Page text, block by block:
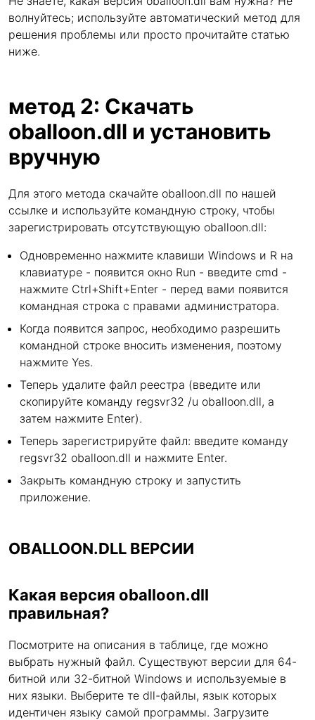
волнуйтесь; используйте автоматический метод для
решения проблемы или просто прочитайте статью
ниже.
метод 2: Скачать
oballoon.dll и установить
вручную
Для этого метода скачайте oballoon.dll по нашей
ссылке и используйте командную строку, чтобы
зарегистрировать отсутствующую oballoon.dll:
Одновременно нажмите клавиши Windows и R на
клавиатуре - появится окно Run - введите cmd -
нажмите Ctrl+Shift+Enter - перед вами появится
командная строка с правами администратора.
Когда появится запрос, необходимо разрешить
командной строке вносить изменения, поэтому
нажмите Yes.
Теперь удалите файл реестра (введите или
скопируйте команду regsvr32 /u oballoon.dll, а
затем нажмите Enter).
Теперь зарегистрируйте файл: введите команду
regsvr32 oballoon.dll и нажмите Enter.
Закрыть командную строку и запустить
приложение.
OBALLOON.DLL ВЕРСИИ
Какая версия oballoon.dll
правильная?
Посмотрите на описания в таблице, где можно
выбрать нужный файл. Существуют версии для 64-
битной или 32-битной Windows и используемые в
них языки. Выберите те dll-файлы, язык которых
идентичен языку самой программы. Загрузите